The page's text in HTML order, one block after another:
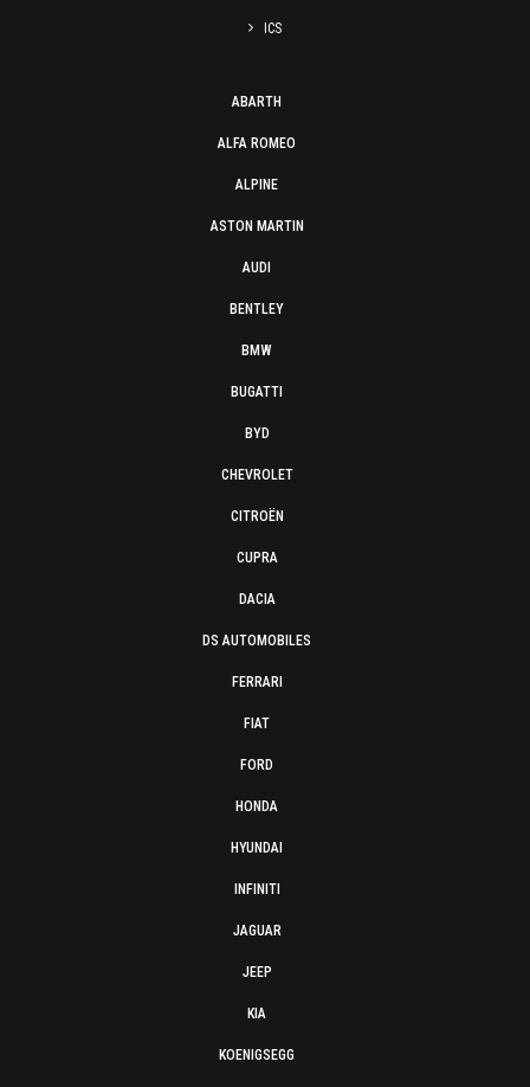
ICS
ABARTH
ALFA ROMEO
ALPINE
ASTON MARTIN
AUDI
BENTLEY
BMW
BUGATTI
BYD
CHEVROLET
CITROËN
CUPRA
DACIA
DS AUTOMOBILES
FERRARI
FIAT
FORD
HONDA
HYUNDAI
INFINITI
JAGUAR
JEEP
KIA
KOENIGSEGG